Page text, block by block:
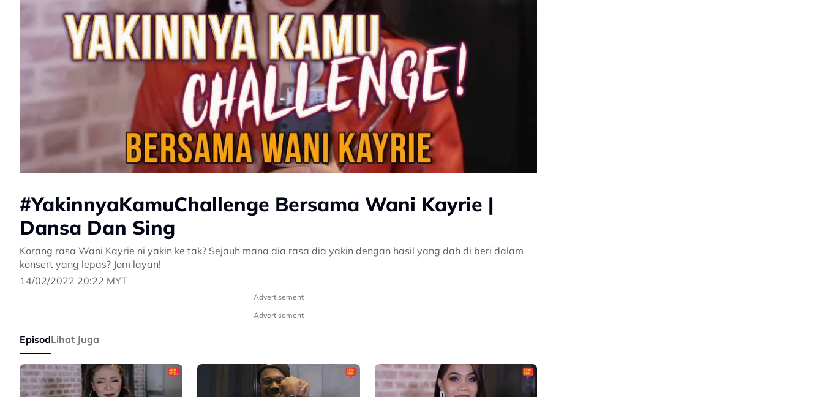
#YakinnyaKamuChallenge Bersama Wani Kayrie |
Dansa Dan Sing
Korang rasa Wani Kayrie ni yakin ke tak? Sejauh mana dia rasa dia yakin dengan hasil yang dah di beri dalam
konsert yang lepas? Jom layan!
14/02/2022 20:22 MYT
Advertisement
Advertisement
EpisodLihat Juga